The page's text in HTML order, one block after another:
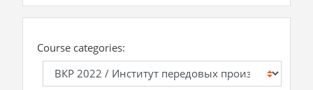
Course categories: